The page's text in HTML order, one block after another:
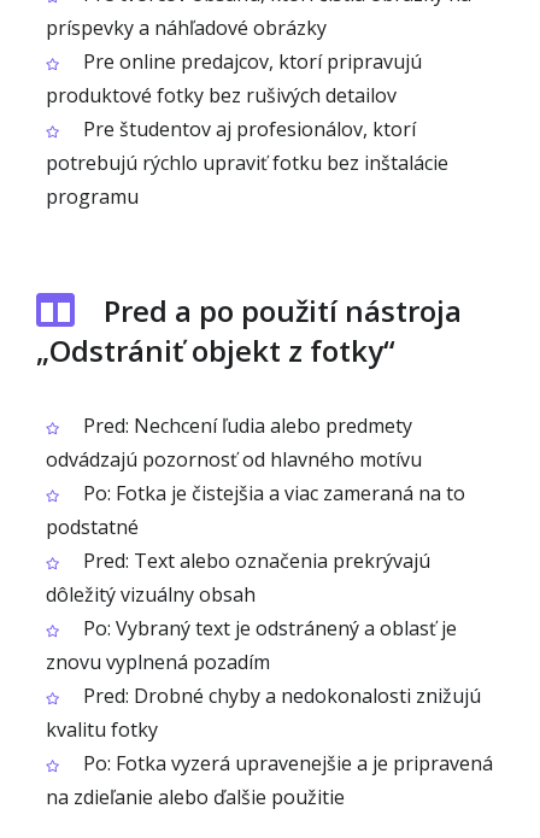
príspevky a náhľadové obrázky
Pre online predajcov, ktorí pripravujú
produktové fotky bez rušivých detailov
Pre študentov aj profesionálov, ktorí
potrebujú rýchlo upraviť fotku bez inštalácie
programu
Pred a po použití nástroja
„Odstrániť objekt z fotky“
Pred: Nechcení ľudia alebo predmety
odvádzajú pozornosť od hlavného motívu
Po: Fotka je čistejšia a viac zameraná na to
podstatné
Pred: Text alebo označenia prekrývajú
dôležitý vizuálny obsah
Po: Vybraný text je odstránený a oblasť je
znovu vyplnená pozadím
Pred: Drobné chyby a nedokonalosti znižujú
kvalitu fotky
Po: Fotka vyzerá upravenejšie a je pripravená
na zdieľanie alebo ďalšie použitie